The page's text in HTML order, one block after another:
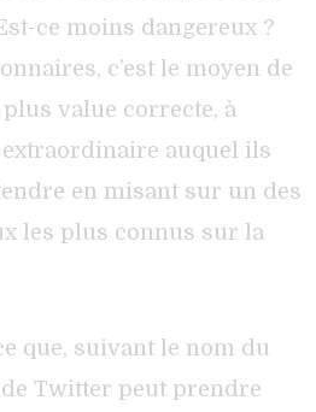
ce moins dangereux ?
c’est le moyen de
value correcte, à
extraordinaire auquel ils
en misant sur un des
les plus connus sur la
que, suivant le nom du
Twitter peut prendre